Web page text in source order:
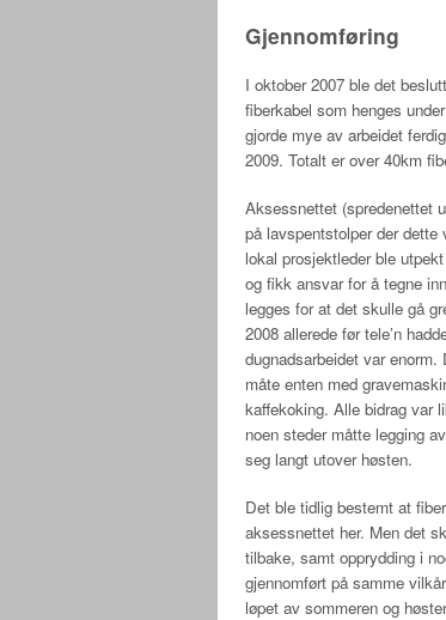
Gjennomføring
I oktober 2007 ble det
fiberkabel som henges
gjorde mye av arbeidet
2009. Totalt er over 40km
Aksessnettet (spredenettet
på lavspentstolper der
lokal prosjektleder ble
og fikk ansvar for å tegne
legges for at det skulle gå
2008 allerede før tele’n
dugnadsarbeidet var
måte enten med
kaffekoking. Alle bidrag var
noen steder måtte legging
seg langt utover høsten.
Det ble tidlig bestemt at
aksessnettet her. Men det
tilbake, samt opprydding i
gjennomført på samme
løpet av sommeren og